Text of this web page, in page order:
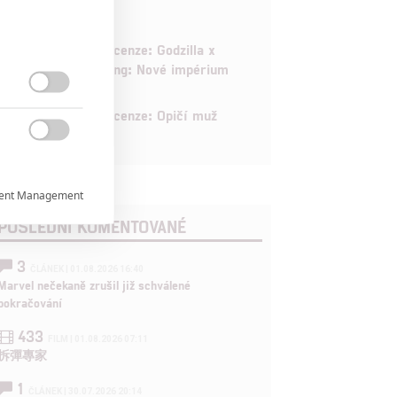
Recenze: Godzilla x
Kong: Nové impérium
8 Recenze: Opičí muž
KOMENTOVANÉ
3
nečekaně zrušil již schválené
433
彈專家
1



chyb,
Management